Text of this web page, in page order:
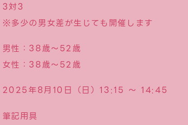
3対3
※多少の男女差が生じても開催します
男性：38歳〜52歳
女性：38歳〜52歳
2025年8月10日（日） 13:15 〜 14:45
筆記用具